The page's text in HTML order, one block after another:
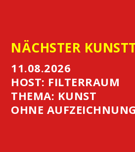
NÄCHSTER
11.08.2026
HOST: FILTERRAUM
THEMA: KUNST
OHNE AUFZEICHNUNG